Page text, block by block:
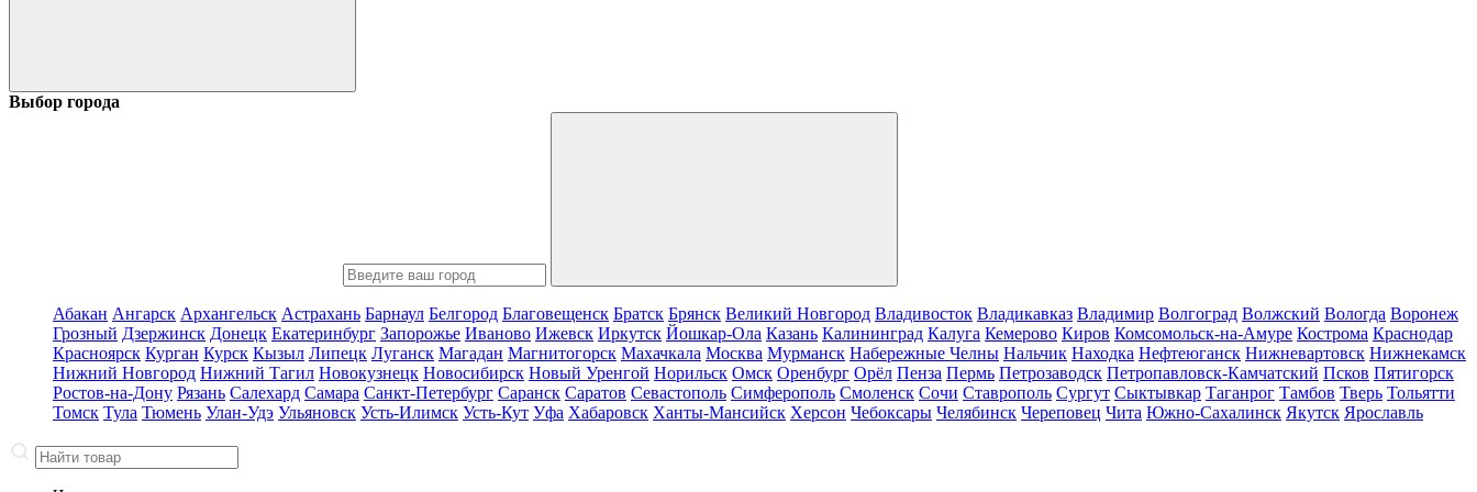
Выбор города
Абакан Ангарск Архангельск Астрахань Барнаул Белгород Благовещенск Братск Брянск Великий Новгород Владивосток Владикавказ Владимир Волгоград Волжский Вологда Воронеж
Грозный Дзержинск Донецк Екатеринбург Запорожье Иваново Ижевск Иркутск Йошкар-Ола Казань Калининград Калуга Кемерово Киров Комсомольск-на-Амуре Кострома Краснодар
Красноярск Курган Курск Кызыл Липецк Луганск Магадан Магнитогорск Махачкала Москва Мурманск Набережные Челны Нальчик Находка Нефтеюганск Нижневартовск Нижнекамск
Нижний Новгород Нижний Тагил Новокузнецк Новосибирск Новый Уренгой Норильск Омск Оренбург Орёл Пенза Пермь Петрозаводск Петропавловск-Камчатский Псков Пятигорск
Ростов-на-Дону Рязань Салехард Самара Санкт-Петербург Саранск Саратов Севастополь Симферополь Смоленск Сочи Ставрополь Сургут Сыктывкар Таганрог Тамбов Тверь Тольятти
Томск Тула Тюмень Улан-Удэ Ульяновск Усть-Илимск Усть-Кут Уфа Хабаровск Ханты-Мансийск Херсон Чебоксары Челябинск Череповец Чита Южно-Сахалинск Якутск Ярославль